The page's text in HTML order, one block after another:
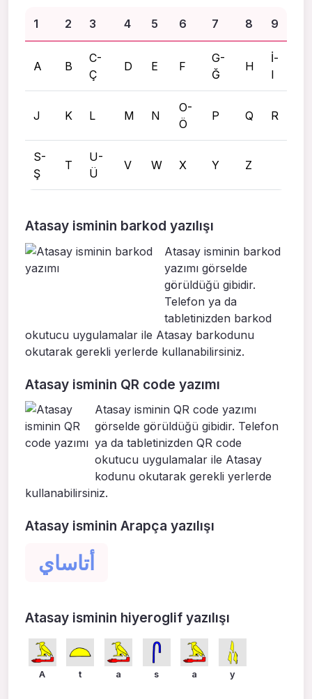
1 2 3 4 5 6 7 8 9
A B
C-
Ç
D E F
G-
Ğ
H
İ-
I
J K L M N
O-
Ö
P Q R
S-
Ş
T
U-
Ü
V W X Y Z
Atasay isminin barkod yazılışı
Atasay isminin barkod
yazımı görselde
görüldüğü gibidir.
Telefon ya da
tabletinizden barkod
okutucu uygulamalar ile Atasay barkodunu
okutarak gerekli yerlerde kullanabilirsiniz.
Atasay isminin QR code yazımı
Atasay isminin QR code yazımı
görselde görüldüğü gibidir. Telefon
ya da tabletinizden QR code
okutucu uygulamalar ile Atasay
kodunu okutarak gerekli yerlerde
kullanabilirsiniz.
Atasay isminin Arapça yazılışı
أتاساي
Atasay isminin hiyeroglif yazılışı
A t a s a y